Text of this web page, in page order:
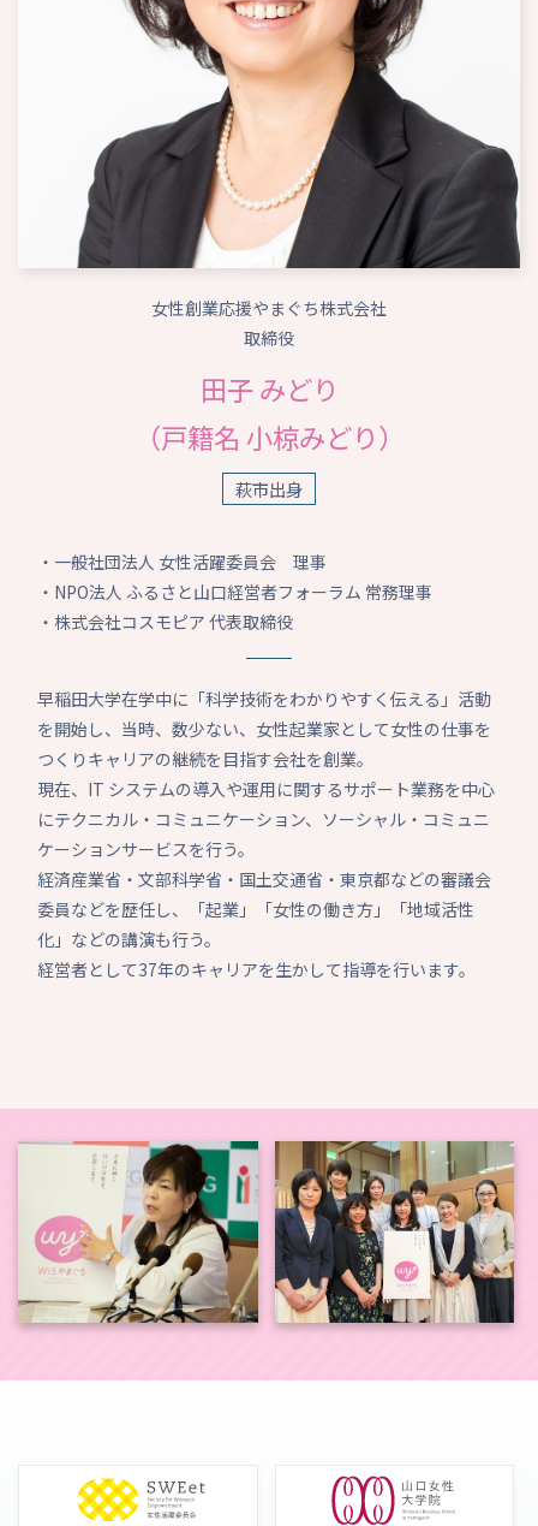
女性創業応援やまぐち株式会社
取締役
田子 みどり
（戸籍名 小椋みどり）
萩市出身
・一般社団法人 女性活躍委員会 理事
・NPO法人 ふるさと山口経営者フォーラム 常務理事
・株式会社コスモピア 代表取締役
早稲田大学在学中に「科学技術をわかりやすく伝える」活動
を開始し、当時、数少ない、女性起業家として女性の仕事を
つくりキャリアの継続を目指す会社を創業。
現在、IT システムの導入や運用に関するサポート業務を中心
にテクニカル・コミュニケーション、ソーシャル・コミュニ
ケーションサービスを行う。
経済産業省・文部科学省・国土交通省・東京都などの審議会
委員などを歴任し、「起業」「女性の働き方」「地域活性
化」などの講演も行う。
経営者として37年のキャリアを生かして指導を行います。